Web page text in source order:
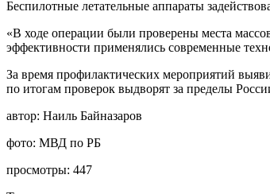
Беспилотные летательные аппараты
«В ходе операции были проверены места
эффективности применялись современные
За время профилактических мероприятий
по итогам проверок выдворят за пределы
автор: Наиль Байназаров
фото: МВД по РБ
просмотры: 447